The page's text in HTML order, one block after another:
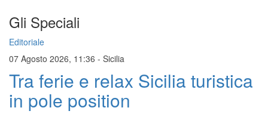
Gli Speciali
Editoriale
07 Agosto 2026, 11:36 - Sicilia
Tra ferie e relax Sicilia turistica
in pole position